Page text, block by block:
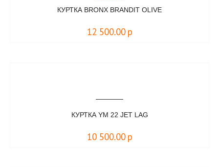
КУРТКА BRONX BRANDIT OLIVE
12 500.00 р
КУРТКА YM 22 JET LAG
10 500.00 р